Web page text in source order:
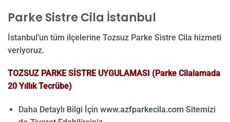
Parke Sistre Cila İstanbul
İstanbul’un tüm ilçelerine Tozsuz Parke Sistre Cila hizmeti
veriyoruz.
TOZSUZ PARKE SİSTRE UYGULAMASI (Parke Cilalamada
20 Yıllık Tecrübe)
Daha Detaylı Bilgi İçin www.azfparkecila.com Sitemizi